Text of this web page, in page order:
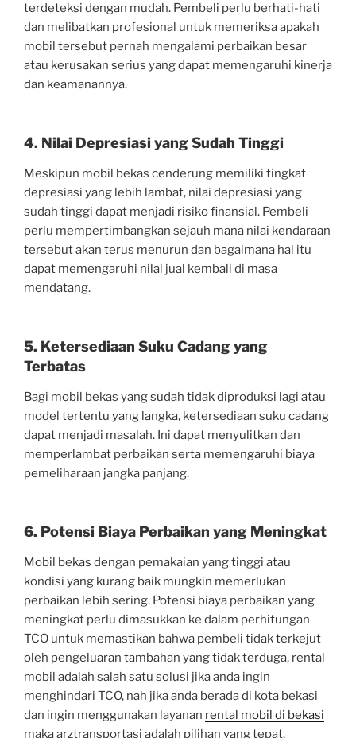
terdeteksi dengan mudah. Pembeli perlu berhati-hati
dan melibatkan profesional untuk memeriksa apakah
mobil tersebut pernah mengalami perbaikan besar
atau kerusakan serius yang dapat memengaruhi kinerja
dan keamanannya.
4. Nilai Depresiasi yang Sudah Tinggi
Meskipun mobil bekas cenderung memiliki tingkat
depresiasi yang lebih lambat, nilai depresiasi yang
sudah tinggi dapat menjadi risiko finansial. Pembeli
perlu mempertimbangkan sejauh mana nilai kendaraan
tersebut akan terus menurun dan bagaimana hal itu
dapat memengaruhi nilai jual kembali di masa
mendatang.
5. Ketersediaan Suku Cadang yang
Terbatas
Bagi mobil bekas yang sudah tidak diproduksi lagi atau
model tertentu yang langka, ketersediaan suku cadang
dapat menjadi masalah. Ini dapat menyulitkan dan
memperlambat perbaikan serta memengaruhi biaya
pemeliharaan jangka panjang.
6. Potensi Biaya Perbaikan yang Meningkat
Mobil bekas dengan pemakaian yang tinggi atau
kondisi yang kurang baik mungkin memerlukan
perbaikan lebih sering. Potensi biaya perbaikan yang
meningkat perlu dimasukkan ke dalam perhitungan
TCO untuk memastikan bahwa pembeli tidak terkejut
oleh pengeluaran tambahan yang tidak terduga, rental
mobil adalah salah satu solusi jika anda ingin
menghindari TCO, nah jika anda berada di kota bekasi
dan ingin menggunakan layanan rental mobil di bekasi
maka arztransportasi adalah pilihan yang tepat.